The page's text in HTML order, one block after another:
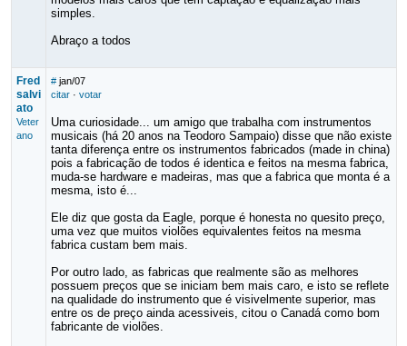
simples.
Abraço a todos
Fred
salvi
ato
Veter
ano
# jan/07
citar· votar
Uma curiosidade... um amigo que trabalha com instrumentos
musicais (há 20 anos na Teodoro Sampaio) disse que não existe
tanta diferença entre os instrumentos fabricados (made in china)
pois a fabricação de todos é identica e feitos na mesma fabrica,
muda-se hardware e madeiras, mas que a fabrica que monta é a
mesma, isto é...
Ele diz que gosta da Eagle, porque é honesta no quesito preço,
uma vez que muitos violões equivalentes feitos na mesma
fabrica custam bem mais.
Por outro lado, as fabricas que realmente são as melhores
possuem preços que se iniciam bem mais caro, e isto se reflete
na qualidade do instrumento que é visivelmente superior, mas
entre os de preço ainda acessiveis, citou o Canadá como bom
fabricante de violões.